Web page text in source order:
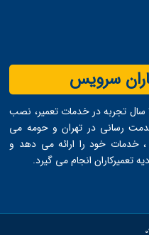
سرویس
تعمیرگاه مجاز فاران سرویس با بیش از ۲۰ سال تجربه در خدمات تعمیر، نصب
‌رسانی در تهران و حومه می
، خدمات خود را ارائه می ‌دهد و
تعمیرکاران انجام می ‌گیرد.